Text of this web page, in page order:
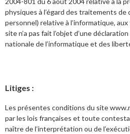
physiques à l’égard des traitements de
personnel) relative à l’informatique,
site n’a pas fait l’objet d’une
nationale de l’informatique et des
Litiges :
Les présentes conditions du site
par les lois françaises et toute
naître de l’interprétation ou de